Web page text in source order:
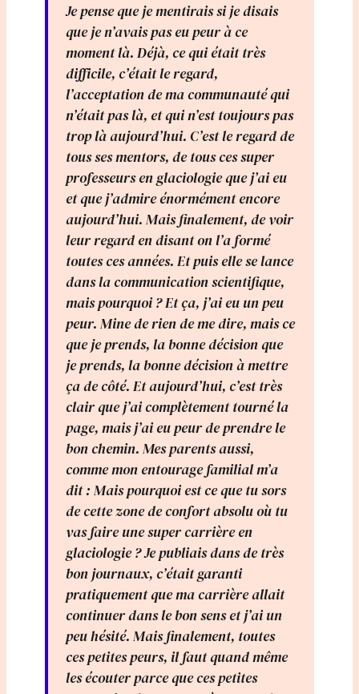
Je pense que je mentirais si je disais
que je n’avais pas eu peur à ce
moment là. Déjà, ce qui était très
difficile, c’était le regard,
l’acceptation de ma communauté qui
n’était pas là, et qui n’est toujours pas
trop là aujourd’hui. C’est le regard de
tous ses mentors, de tous ces super
professeurs en glaciologie que j’ai eu
et que j’admire énormément encore
aujourd’hui. Mais finalement, de voir
leur regard en disant on l’a formé
toutes ces années. Et puis elle se lance
dans la communication scientifique,
mais pourquoi ? Et ça, j’ai eu un peu
peur. Mine de rien de me dire, mais ce
que je prends, la bonne décision que
je prends, la bonne décision à mettre
ça de côté. Et aujourd’hui, c’est très
clair que j’ai complètement tourné la
page, mais j’ai eu peur de prendre le
bon chemin. Mes parents aussi,
comme mon entourage familial m’a
dit : Mais pourquoi est ce que tu sors
de cette zone de confort absolu où tu
vas faire une super carrière en
glaciologie ? Je publiais dans de très
bon journaux, c’était garanti
pratiquement que ma carrière allait
continuer dans le bon sens et j’ai un
peu hésité. Mais finalement, toutes
ces petites peurs, il faut quand même
les écouter parce que ces petites